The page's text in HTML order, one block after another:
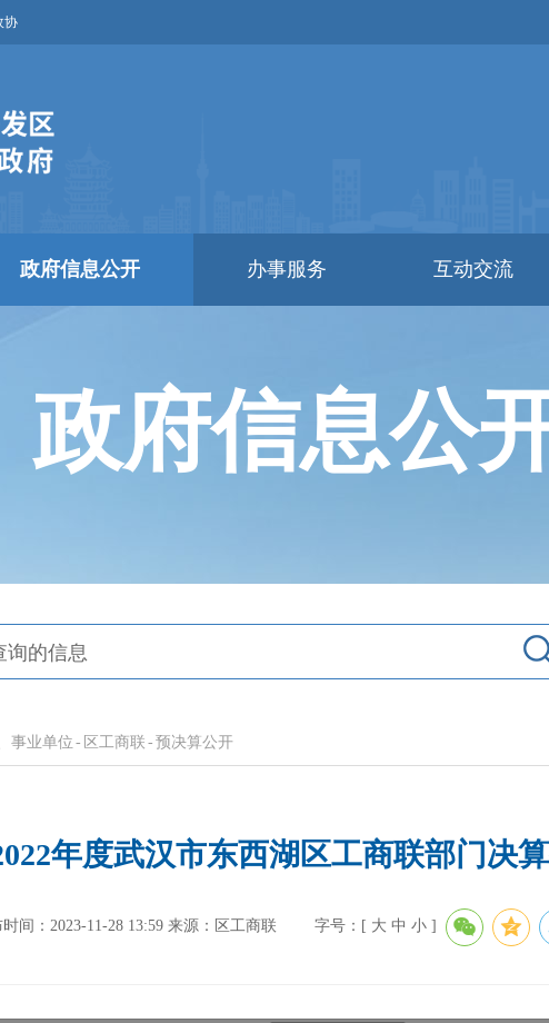
协
政府信息公开 办事服务 互动交流
政府信息公
事业单位 - 区工商联 - 预决算公开
年度武汉市东西湖区工商联部门决
间：2023-11-28 13:59 来源：区工商联 字号：[ 大 中 小 ]